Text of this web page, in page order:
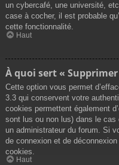
un cybercafé, une université,
case à cocher, il est probable
cette fonctionnalité.
Haut
À quoi sert « Supprimer
Cette option vous permet
3.3 qui conservent votre
cookies permettent également
sont lus ou non lus) dans le
un administrateur du forum. Si
de connexion et de
cookies.
Haut